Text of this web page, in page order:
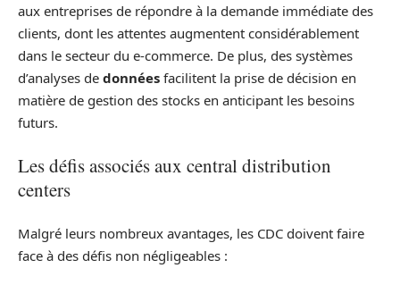
aux entreprises de répondre à la demande immédiate des
clients, dont les attentes augmentent considérablement
dans le secteur du e-commerce. De plus, des systèmes
d’analyses de données facilitent la prise de décision en
matière de gestion des stocks en anticipant les besoins
futurs.
Les défis associés aux central distribution
centers
Malgré leurs nombreux avantages, les CDC doivent faire
face à des défis non négligeables :